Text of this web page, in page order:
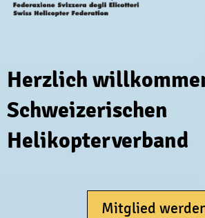
Herzlich
Schweizerischen
Helikopterverband
Mitglied